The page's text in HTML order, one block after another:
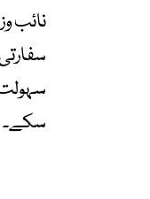
نائب
سکے۔